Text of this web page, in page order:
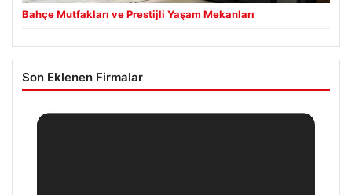
Bahçe Mutfakları ve Prestijli Yaşam Mekanları
Son Eklenen Firmalar